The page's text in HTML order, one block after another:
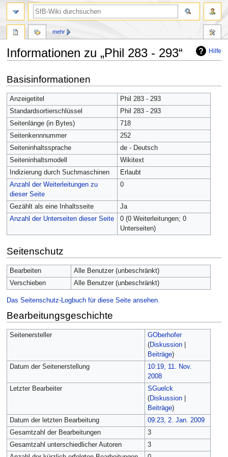
Hilfe
Informationen zu „Phil 283 - 293“
Navigation
springen
Suche
springen
Basisinformationen
Anzeigetitel
Phil 283 - 293
Standardsortierschlüssel
Phil 283 - 293
Seitenlänge (in Bytes)
718
Seitenkennnummer
252
Seiteninhaltssprache
de - Deutsch
Seiteninhaltsmodell
Wikitext
Indizierung durch Suchmaschinen
Erlaubt
Anzahl der Weiterleitungen zu
dieser Seite
0
Gezählt als eine Inhaltsseite
Ja
Anzahl der Unterseiten dieser Seite
0 (0 Weiterleitungen; 0
Unterseiten)
Seitenschutz
Bearbeiten
Alle Benutzer (unbeschränkt)
Verschieben
Alle Benutzer (unbeschränkt)
Das Seitenschutz-Logbuch für diese Seite ansehen.
Bearbeitungsgeschichte
Seitenersteller
GOberhofer
(Diskussion|
Beiträge)
Datum der Seitenerstellung
10:19, 11. Nov.
2008
Letzter Bearbeiter
SGuelck
(Diskussion|
Beiträge)
Datum der letzten Bearbeitung
09:23, 2. Jan. 2009
Gesamtzahl der Bearbeitungen
3
Gesamtzahl unterschiedlicher Autoren
3
mehr